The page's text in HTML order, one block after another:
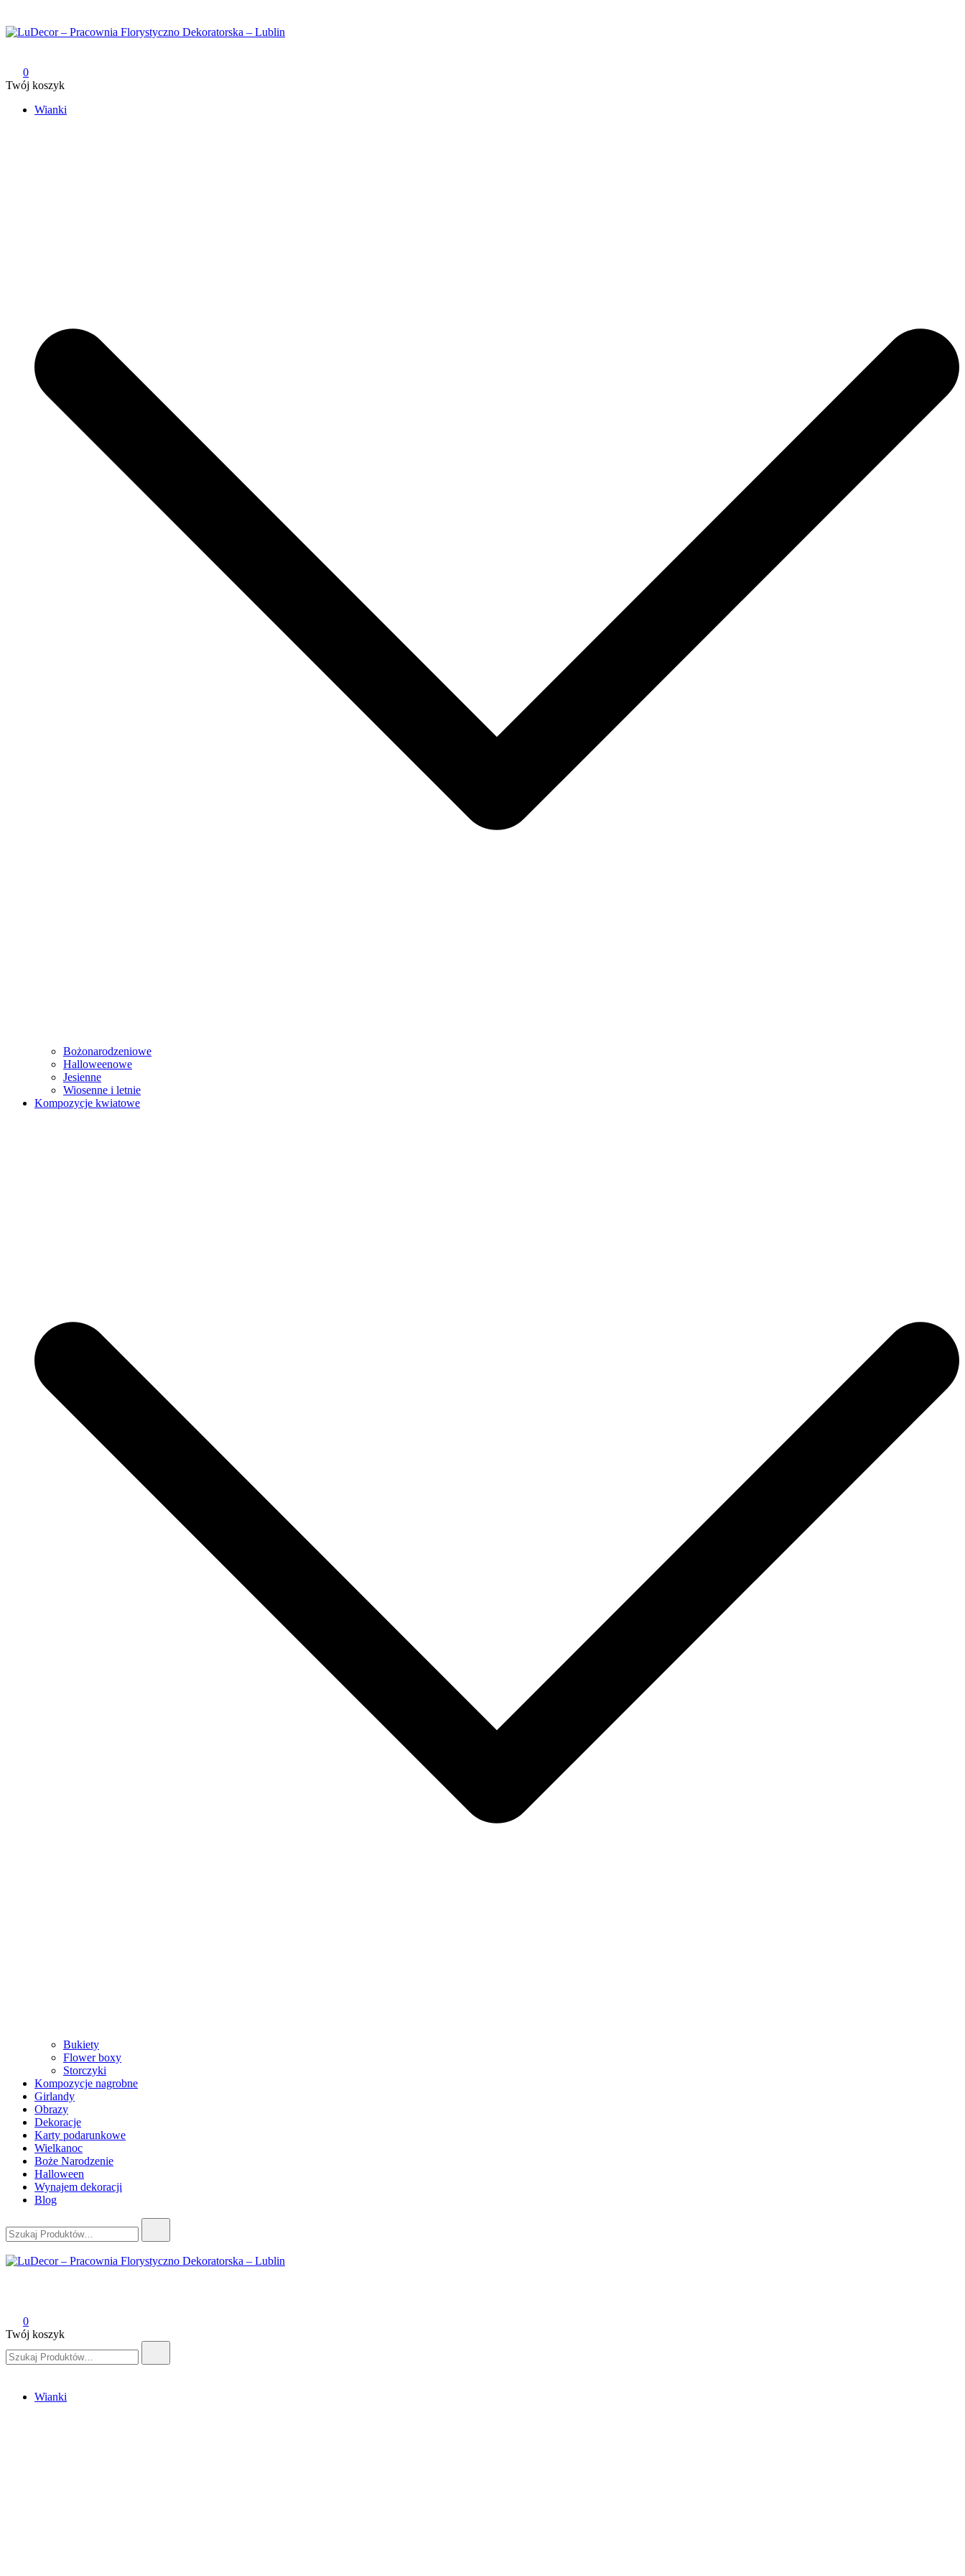
do
treści
0
Twój koszyk
Wianki
Bożonarodzeniowe
Halloweenowe
Jesienne
Wiosenne i letnie
Kompozycje kwiatowe
Bukiety
Flower boxy
Storczyki
Kompozycje nagrobne
Girlandy
Obrazy
Dekoracje
Karty podarunkowe
Wielkanoc
Boże Narodzenie
Halloween
Wynajem dekoracji
Blog
0
Twój koszyk
Wianki